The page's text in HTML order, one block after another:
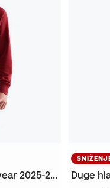
Majica FC Barcelona Fanswear 2025-2026